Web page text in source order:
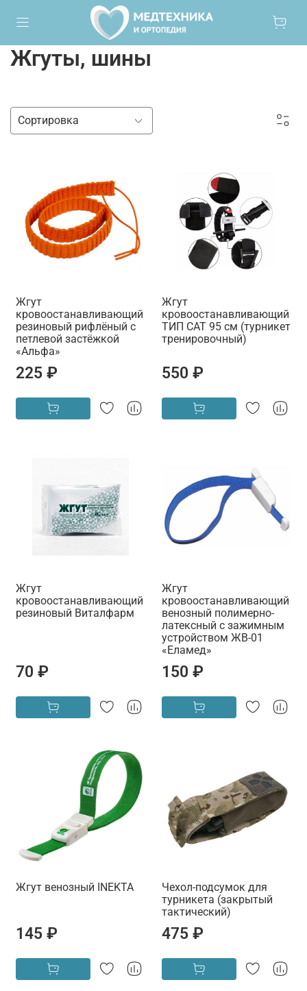
Жгуты, шины
Жгут
кровоостанавливающий
резиновый рифлёный с
петлевой застёжкой
«Альфа»
225 ₽
Жгут
кровоостанавливающий
ТИП CAT 95 см (турникет
тренировочный)
550 ₽
Жгут
кровоостанавливающий
резиновый Виталфарм
70 ₽
Жгут
кровоостанавливающий
венозный полимерно-
латексный с зажимным
устройством ЖВ-01
«Еламед»
150 ₽
Жгут венозный INEKTA
145 ₽
Чехол-подсумок для
турникета (закрытый
тактический)
475 ₽